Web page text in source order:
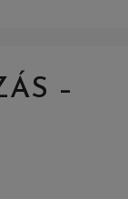
–